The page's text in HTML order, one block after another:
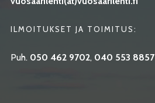
ILMOITUKSET JA TOIMITUS:
Puh. 050 462 9702, 040 553 8857